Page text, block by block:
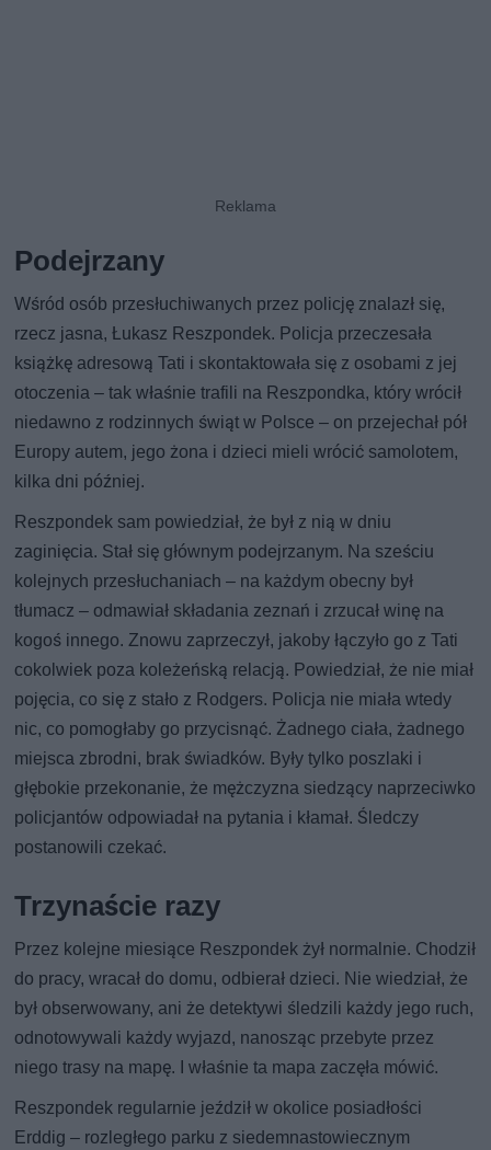
Podejrzany
Wśród osób przesłuchiwanych przez policję znalazł się,
rzecz jasna, Łukasz Reszpondek. Policja przeczesała
książkę adresową Tati i skontaktowała się z osobami z jej
otoczenia – tak właśnie trafili na Reszpondka, który wrócił
niedawno z rodzinnych świąt w Polsce – on przejechał pół
Europy autem, jego żona i dzieci mieli wrócić samolotem,
kilka dni później.
Reszpondek sam powiedział, że był z nią w dniu
zaginięcia. Stał się głównym podejrzanym. Na sześciu
kolejnych przesłuchaniach – na każdym obecny był
tłumacz – odmawiał składania zeznań i zrzucał winę na
kogoś innego. Znowu zaprzeczył, jakoby łączyło go z Tati
cokolwiek poza koleżeńską relacją. Powiedział, że nie miał
pojęcia, co się z stało z Rodgers. Policja nie miała wtedy
nic, co pomogłaby go przycisnąć. Żadnego ciała, żadnego
miejsca zbrodni, brak świadków. Były tylko poszlaki i
głębokie przekonanie, że mężczyzna siedzący naprzeciwko
policjantów odpowiadał na pytania i kłamał. Śledczy
postanowili czekać.
Trzynaście razy
Przez kolejne miesiące Reszpondek żył normalnie. Chodził
do pracy, wracał do domu, odbierał dzieci. Nie wiedział, że
był obserwowany, ani że detektywi śledzili każdy jego ruch,
odnotowywali każdy wyjazd, nanosząc przebyte przez
niego trasy na mapę. I właśnie ta mapa zaczęła mówić.
Reszpondek regularnie jeździł w okolice posiadłości
Erddig – rozległego parku z siedemnastowiecznym